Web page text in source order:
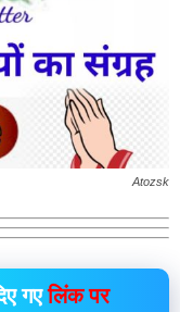
Atozsk
गएलिंक पर